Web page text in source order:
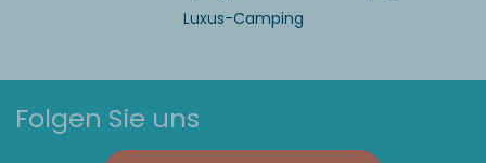
Luxus-Camping
Folgen Sie uns